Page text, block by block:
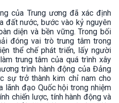
của Trung ương đã xác định
đất nước, bước vào kỷ nguyên
diện và bền vững. Trong bối
đóng vai trò trung tâm trong
thể chế phát triển, lấy người
trung tâm của quá trình xây
trình hành động của Đảng
sự trở thành kim chỉ nam cho
lãnh đạo Quốc hội trong nhiệm
chiến lược, tính hành động và